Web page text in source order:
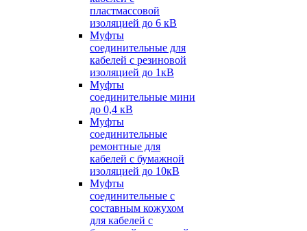
пластмассовой
изоляцией до 6 кВ
Муфты
соединительные для
кабелей с резиновой
изоляцией до 1кВ
Муфты
соединительные мини
до 0,4 кВ
Муфты
соединительные
ремонтные для
кабелей с бумажной
изоляцией до 10кВ
Муфты
соединительные с
составным кожухом
для кабелей с